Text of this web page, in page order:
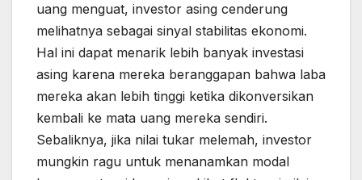
uang menguat, investor asing cenderung
melihatnya sebagai sinyal stabilitas ekonomi.
Hal ini dapat menarik lebih banyak investasi
asing karena mereka beranggapan bahwa laba
mereka akan lebih tinggi ketika dikonversikan
kembali ke mata uang mereka sendiri.
Sebaliknya, jika nilai tukar melemah, investor
mungkin ragu untuk menanamkan modal